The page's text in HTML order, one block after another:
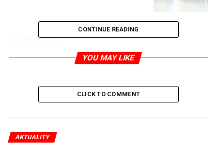
Polská tržiště už Čechy nelákají
Ach, ty volební sliby
CONTINUE READING
YOU MAY LIKE
CLICK TO COMMENT
AKTUALITY